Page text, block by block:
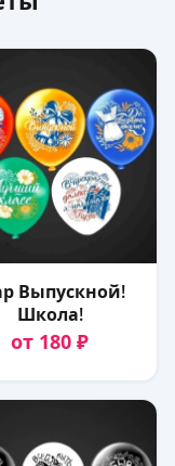
Выпускной!
Школа!
от 180 ₽